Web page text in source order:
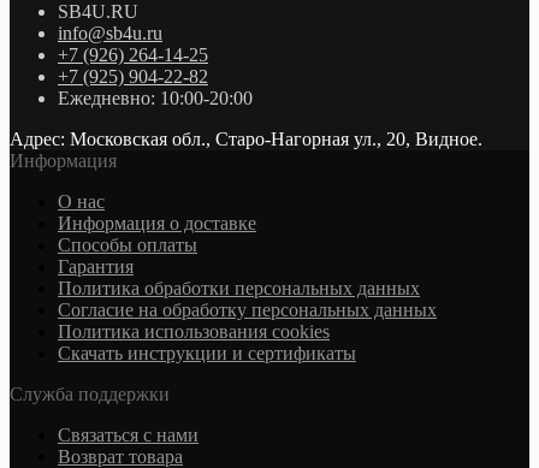
SB4U.RU
info@sb4u.ru
+7 (926) 264-14-25
+7 (925) 904-22-82
Ежедневно: 10:00-20:00
Адрес: Московская обл., Старо-Нагорная ул., 20, Видное.
Информация
О нас
Информация о доставке
Cпособы оплаты
Гарантия
Политика обработки персональных данных
Согласие на обработку персональных данных
Политика использования cookies
Скачать инструкции и сертификаты
Служба поддержки
Связаться с нами
Возврат товара